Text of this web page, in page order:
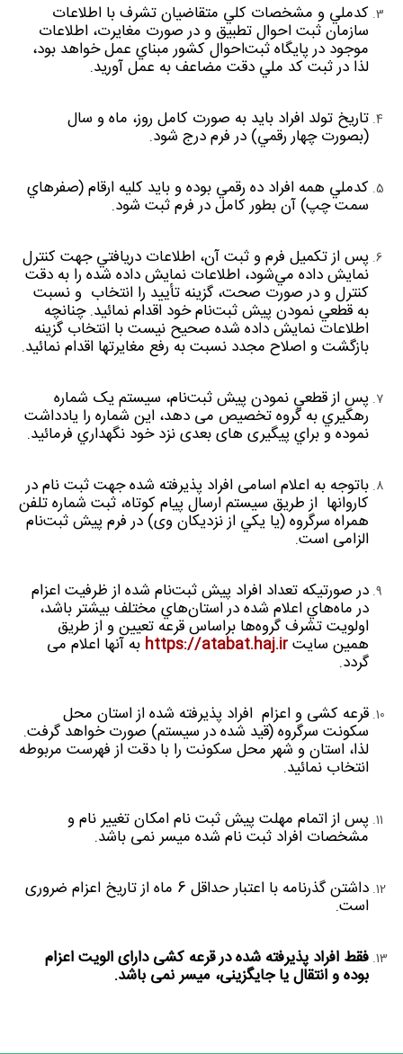
كدملي و مشخصات كلي متقاضیان تشرف با اطلاعات
سازمان ثبت احوال تطبیق و در صورت مغايرت، اطلاعات
موجود در پايگاه ثبت‌احوال کشور مبناي عمل خواهد بود،
لذا در ثبت كد ملي دقت مضاعف به عمل آورید.
تاريخ تولد افراد بايد به صورت كامل روز، ماه و سال
(بصورت چهار رقمي) در فرم درج شود.
كدملي همه افراد ده رقمي بوده و بايد كليه ارقام (صفرهاي
سمت چپ) آن بطور كامل در فرم ثبت شود.
پس از تكميل فرم و ثبت آن، اطلاعات دريافتي جهت کنترل
نمايش داده مي‌شود، اطلاعات نمايش داده شده را به دقت
كنترل و در صورت صحت، گزینه تأييد را انتخاب و نسبت
به قطعي نمودن پيش ثبت‌نام خود اقدام نمائيد. چنانچه
اطلاعات نمايش داده شده صحيح نیست با انتخاب گزینه
بازگشت و اصلاح مجدد نسبت به رفع مغایرتها اقدام نمائيد.
پس از قطعي نمودن پيش ثبت‌نام، سیستم یک شماره
رهگيري به گروه تخصيص می دهد، اين شماره را يادداشت
نموده و براي پیگیری های بعدی نزد خود نگهداري فرمائید.
باتوجه به اعلام اسامی افراد پذیرفته شده جهت ثبت نام در
کاروانها از طریق سیستم ارسال پیام کوتاه، ثبت شماره تلفن
همراه سرگروه (يا يكي از نزديكان وی) در فرم پيش ثبت‌نام
الزامی است.
در صورتيكه تعداد افراد پيش ثبت‌نام شده از ظرفيت اعزام
در ماه‌هاي اعلام شده در استان‌هاي مختلف بيشتر باشد،
اولويت تشرف گروه‌ها براساس قرعه‌ تعيين و از طریق
همین سایتhttps://atabat.haj.ir به آنها اعلام می
گردد.
قرعه کشی و اعزام افراد پذیرفته شده از استان محل
سكونت سرگروه (قید شده در سیستم) صورت خواهد گرفت.
لذا، استان و شهر محل سكونت را با دقت از فهرست مربوطه
انتخاب نمائيد.
پس از اتمام مهلت پیش ثبت نام امکان تغییر نام و
مشخصات افراد ثبت نام شده میسر نمی باشد.
داشتن گذرنامه با اعتبار حداقل 6 ماه از تاریخ اعزام ضروری
است.
فقط افراد پذیرفته شده در قرعه کشی دارای الویت اعزام
بوده و انتقال یا جایگزینی، میسر نمی باشد.